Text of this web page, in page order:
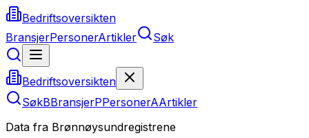
Bedriftsoversikten
BransjerPersonerArtikler Søk
Bedriftsoversikten
SøkBBransjerPPersonerAArtikler
Data fra Brønnøysundregistrene